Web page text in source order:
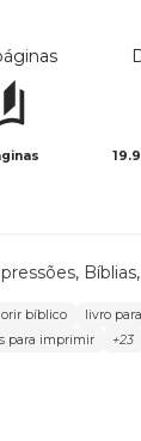
, Bíblias,
bíblico livro
para imprimir
+23